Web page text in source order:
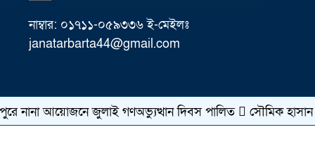
নাম্বার: ০১৭১১-০৫৯৩৩৬ ই-মেইলঃ
janatarbarta44@gmail.com
কারিগরি সহযোগিতায়ঃMeghna Host
আয়োজনে জুলাই গণঅভ্যুত্থান দিবস পালিত সৌমিক হাসান